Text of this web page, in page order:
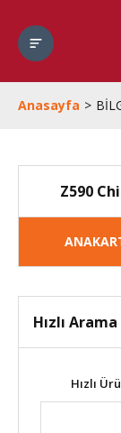
Anasayfa
Z590
Hızlı Arama
Hızlı